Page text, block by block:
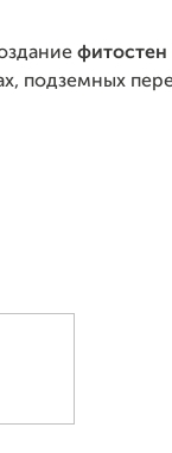
фитостен
подземных